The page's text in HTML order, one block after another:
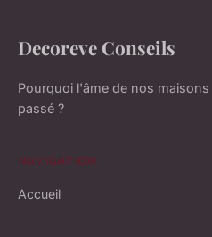
Decoreve Conseils
Pourquoi l'âme de nos
passé ?
NAVIGATION
Accueil